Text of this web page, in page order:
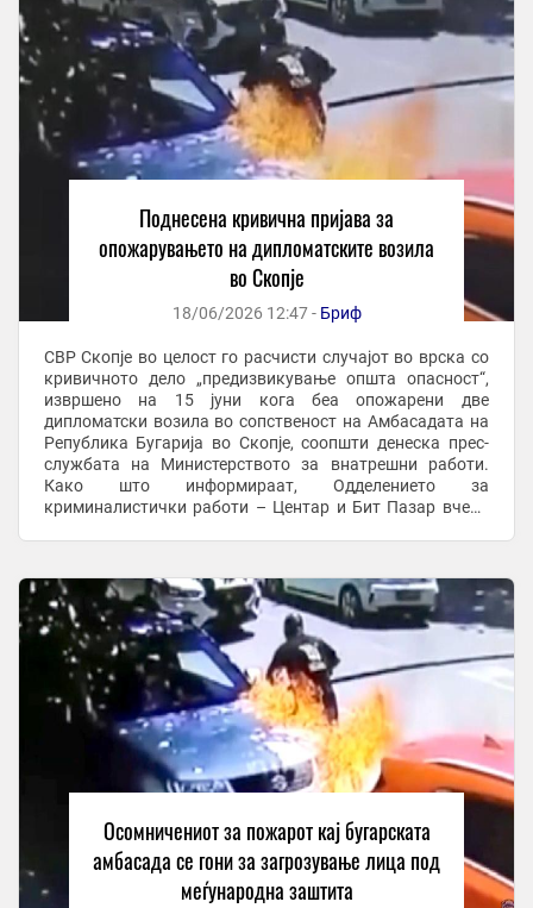
Поднесена кривична пријава за
опожарувањето на дипломатските возила
во Скопје
18/06/2026 12:47 - Бриф
СВР Скопје во целост го расчисти случајот во врска со
кривичното дело „предизвикување општа опасност“,
извршено на 15 јуни кога беа опожарени две
дипломатски возила во сопственост на Амбасадата на
Република Бугарија во Скопје, соопшти денеска прес-
службата на Министерството за внатрешни работи.
Како што информираат, Одделението за
криминалистички работи – Центар и Бит Пазар вчера
Осомничениот за пожарот кај бугарската
амбасада се гони за загрозување лица под
меѓународна заштита